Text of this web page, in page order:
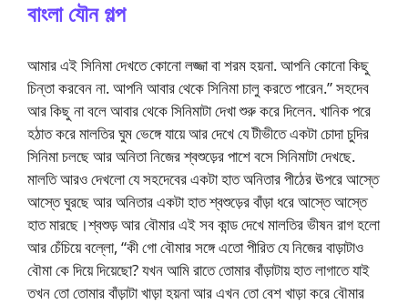
বাংলা যৌন গল্প
আমার এই সিনিমা দেখতে কোনো লজ্জা বা শরম হয়না. আপনি কোনো কিছু
চিন্তা করবেন না. আপনি আবার থেকে সিনিমা চালু করতে পারেন.” সহদেব
আর কিছু না বলে আবার থেকে সিনিমাটা দেখা শুরু করে দিলেন. খানিক পরে
হঠাত করে মালতির ঘুম ভেঙ্গে যায়ে আর দেখে যে টীভীতে একটা চোদা চুদির
সিনিমা চলছে আর অনিতা নিজের শ্বশুড়ের পাশে বসে সিনিমাটা দেখছে.
মালতি আরও দেখলো যে সহদেবের একটা হাত অনিতার পীঠের ঊপরে আস্তে
আস্তে ঘুরছে আর অনিতার একটা হাত শ্বশুড়ের বাঁড়া ধরে আস্তে আস্তে
হাত মারছে।শ্বশুড় আর বৌমার এই সব কান্ড দেখে মালতির ভীষন রাগ হলো
আর চেঁচিয়ে বল্লো, “কী গো বৌমার সঙ্গে এতো পীরিত যে নিজের বাড়াটাও
বৌমা কে দিয়ে দিয়েছো? যখন আমি রাতে তোমার বাঁড়াটায় হাত লাগাতে যাই
তখন তো তোমার বাঁড়াটা খাড়া হয়না আর এখন তো বেশ খাড়া করে বৌমার